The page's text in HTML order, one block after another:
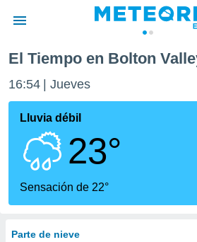
de
por
se
calidad.
a este
las
y
El Tiempo en Bolton
16:54 Jueves
Lluvia débil
23°
Sensación de 22°
Parte de nieve